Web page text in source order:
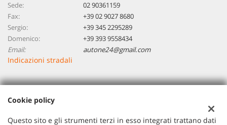
Sede:
02 90361159
Fax:
+39 02 9027 8680
Sergio:
+39 345 2295289
Domenico:
+39 393 9558434
Email:
autone24@gmail.com
Indicazioni stradali
Dati fiscali:
Autoone 24 Di Piccinini Sergio Domenico
VIA REDIPUGLIA 5/E, BAREGGIO (MI)
Cookie policy
Questo sito e gli strumenti terzi in esso integrati trattano dati